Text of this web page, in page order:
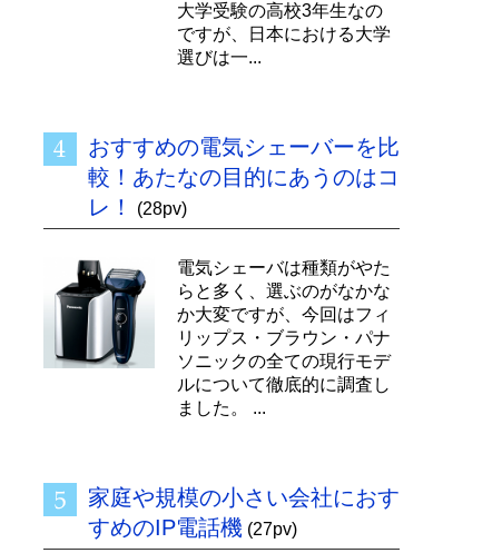
大学受験の高校3年生なの
ですが、日本における大学
選びは一...
おすすめの電気シェーバーを比
較！あたなの目的にあうのはコ
レ！
(28pv)
電気シェーバは種類がやた
らと多く、選ぶのがなかな
か大変ですが、今回はフィ
リップス・ブラウン・パナ
ソニックの全ての現行モデ
ルについて徹底的に調査し
ました。 ...
家庭や規模の小さい会社におす
すめのIP電話機 (27pv)